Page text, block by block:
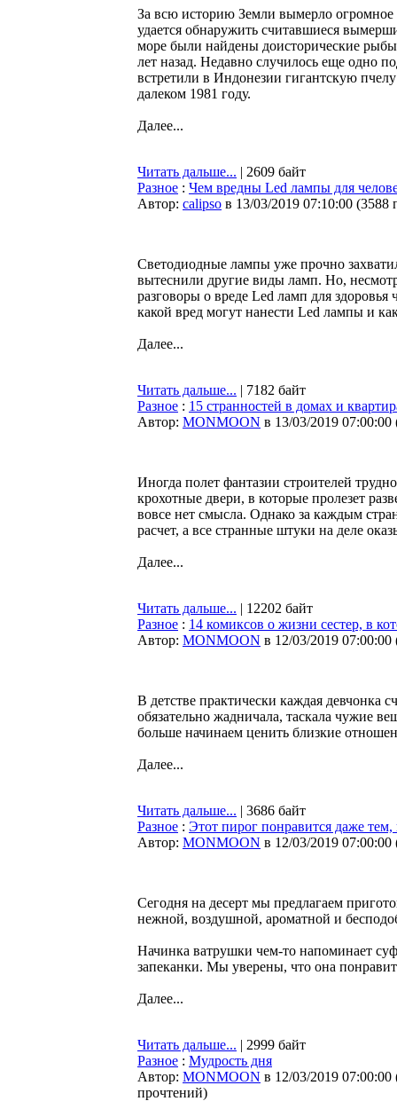
За всю историю Земли вымерло
удается обнаружить считавшиеся
море были найдены доисторические
лет назад. Недавно случилось еще одно
встретили в Индонезии гигантскую
далеком 1981 году.
Далее...
Читать дальше... | 2609 байт
Разное : Чем вредны Led лампы для
Автор: calipso в 13/03/2019 07:10:00 (3588
Светодиодные лампы уже прочно
вытеснили другие виды ламп. Но,
разговоры о вреде Led ламп для здоровья
какой вред могут нанести Led лампы и
Далее...
Читать дальше... | 7182 байт
Разное : 15 странностей в домах и
Автор: MONMOON в 13/03/2019 07:00:00
Иногда полет фантазии строителей
крохотные двери, в которые пролезет
вовсе нет смысла. Однако за каждым
расчет, а все странные штуки на деле
Далее...
Читать дальше... | 12202 байт
Разное : 14 комиксов о жизни сестер, в
Автор: MONMOON в 12/03/2019 07:00:00
В детстве практически каждая девчонка
обязательно жадничала, таскала чужие
больше начинаем ценить близкие
Далее...
Читать дальше... | 3686 байт
Разное : Этот пирог понравится даже
Автор: MONMOON в 12/03/2019 07:00:00
Сегодня на десерт мы предлагаем
нежной, воздушной, ароматной и
Начинка ватрушки чем-то напоминает
запеканки. Мы уверены, что она
Далее...
Читать дальше... | 2999 байт
Разное : Мудрость дня
Автор: MONMOON в 12/03/2019 07:00:00
прочтений)